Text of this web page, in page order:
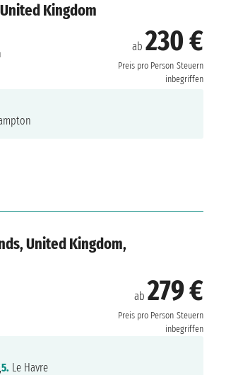
Kingdom
ab 230 €
Preis pro Person Steuern
inbegriffen
United Kingdom,
ab 279 €
Preis pro Person Steuern
inbegriffen
5. Le Havre